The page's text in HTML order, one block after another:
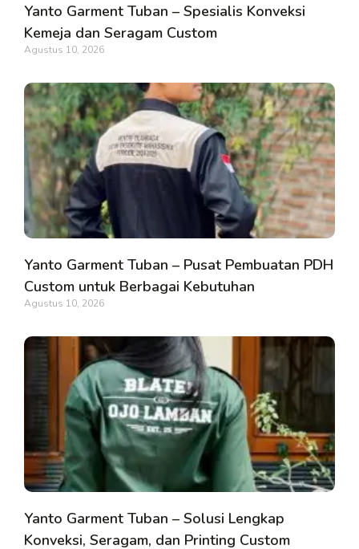
Yanto Garment Tuban – Spesialis Konveksi
Kemeja dan Seragam Custom
Agustus 10, 2026
Yanto Garment Tuban – Pusat Pembuatan PDH
Custom untuk Berbagai Kebutuhan
Agustus 10, 2026
Yanto Garment Tuban – Solusi Lengkap
Konveksi, Seragam, dan Printing Custom